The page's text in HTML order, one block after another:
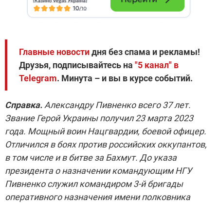
Главные новостидня без спама и рекламы!
Друзья, подписывайтесь на "5 канал" в
Telegram. Минута – и вы в курсе событий.
Справка.Александру Пивненко всего 37 лет.
Звание Герой Украины получил 23 марта 2023
года. Мощный воин Нацгвардии, боевой офицер.
Отличился в боях против российских оккупантов,
в том числе и в битве за Бахмут. До указа
президента о назначении командующим НГУ
Пивненко служил командиром 3-й бригады
оперативного назначения имени полковника